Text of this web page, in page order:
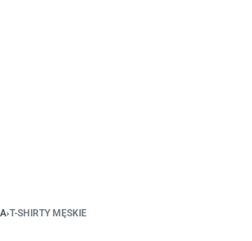
›T-SHIRTY MĘSKIE